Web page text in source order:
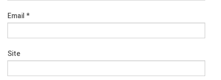
Email *
Site